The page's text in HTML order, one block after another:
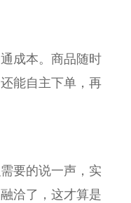
成本。商品随时
能自主下单，再
要的说一声，实
洽了，这才算是